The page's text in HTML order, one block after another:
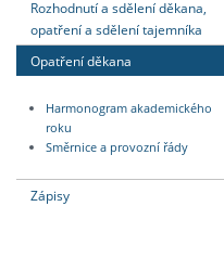
Rozhodnutí a sdělení děkana,
opatření a sdělení tajemníka
Opatření děkana
Harmonogram akademického
roku
Směrnice a provozní řády
Zápisy